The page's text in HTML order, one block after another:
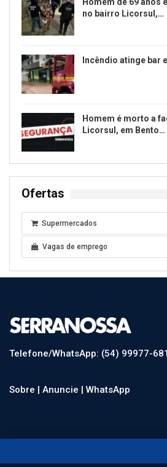
Homem de 69 anos
no bairro Licorsul,…
Incêndio atinge bar
Homem é morto a
Licorsul, em Bento…
Ofertas
Supermercados
Vagas de emprego
Telefone/WhatsApp: (54) 99977-
Sobre | Anuncie | WhatsApp